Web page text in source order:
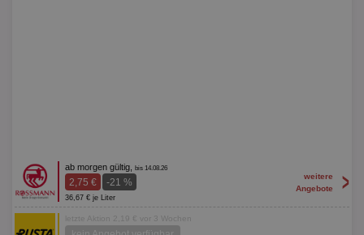
ab morgen gültig, bis 14.08.26
2,75 € -21 %
36,67 € je Liter
weitere
Angebote
>
letzte Aktion 2,19 € vor 3 Wochen